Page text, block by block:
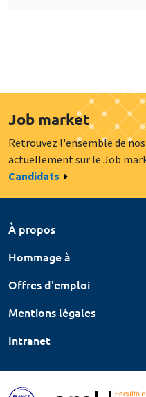
Job market
Retrouvez l'ensemble de
actuellement sur le Job
Candidats
À propos
Hommage à
Offres d'emploi
Mentions légales
Intranet